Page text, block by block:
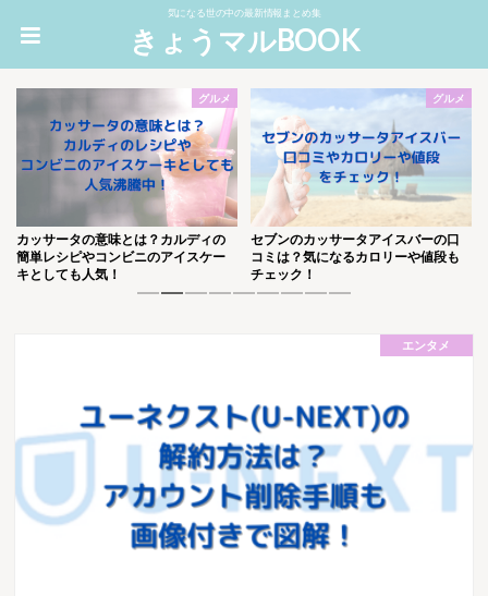
気になる世の中の最新情報まとめ集
きょうマルBOOK
ータの意味とは？カルディの
シピやコンビニのアイスケー
ても人気！
グルメ
セブンのカッサータアイスバーの口
コミは？気になるカロリーや値段も
チェック！
プレメ
取り寄
エンタメ